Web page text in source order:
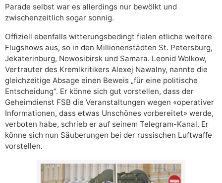
Parade selbst war es allerdings nur bewölkt und
zwischenzeitlich sogar sonnig.
Offiziell ebenfalls witterungsbedingt fielen etliche weitere
Flugshows aus, so in den Millionenstädten St. Petersburg,
Jekaterinburg, Nowosibirsk und Samara. Leonid Wolkow,
Vertrauter des Kremlkritikers Alexej Nawalny, nannte die
gleichzeitige Absage einen Beweis „für eine politische
Entscheidung“. Er könne sich gut vorstellen, dass der
Geheimdienst FSB die Veranstaltungen wegen «operativer
Informationen, dass etwas Unschönes vorbereitet» werde,
verboten habe, schrieb er auf seinem Telegram-Kanal. Er
könne sich nun Säuberungen bei der russischen Luftwaffe
vorstellen.